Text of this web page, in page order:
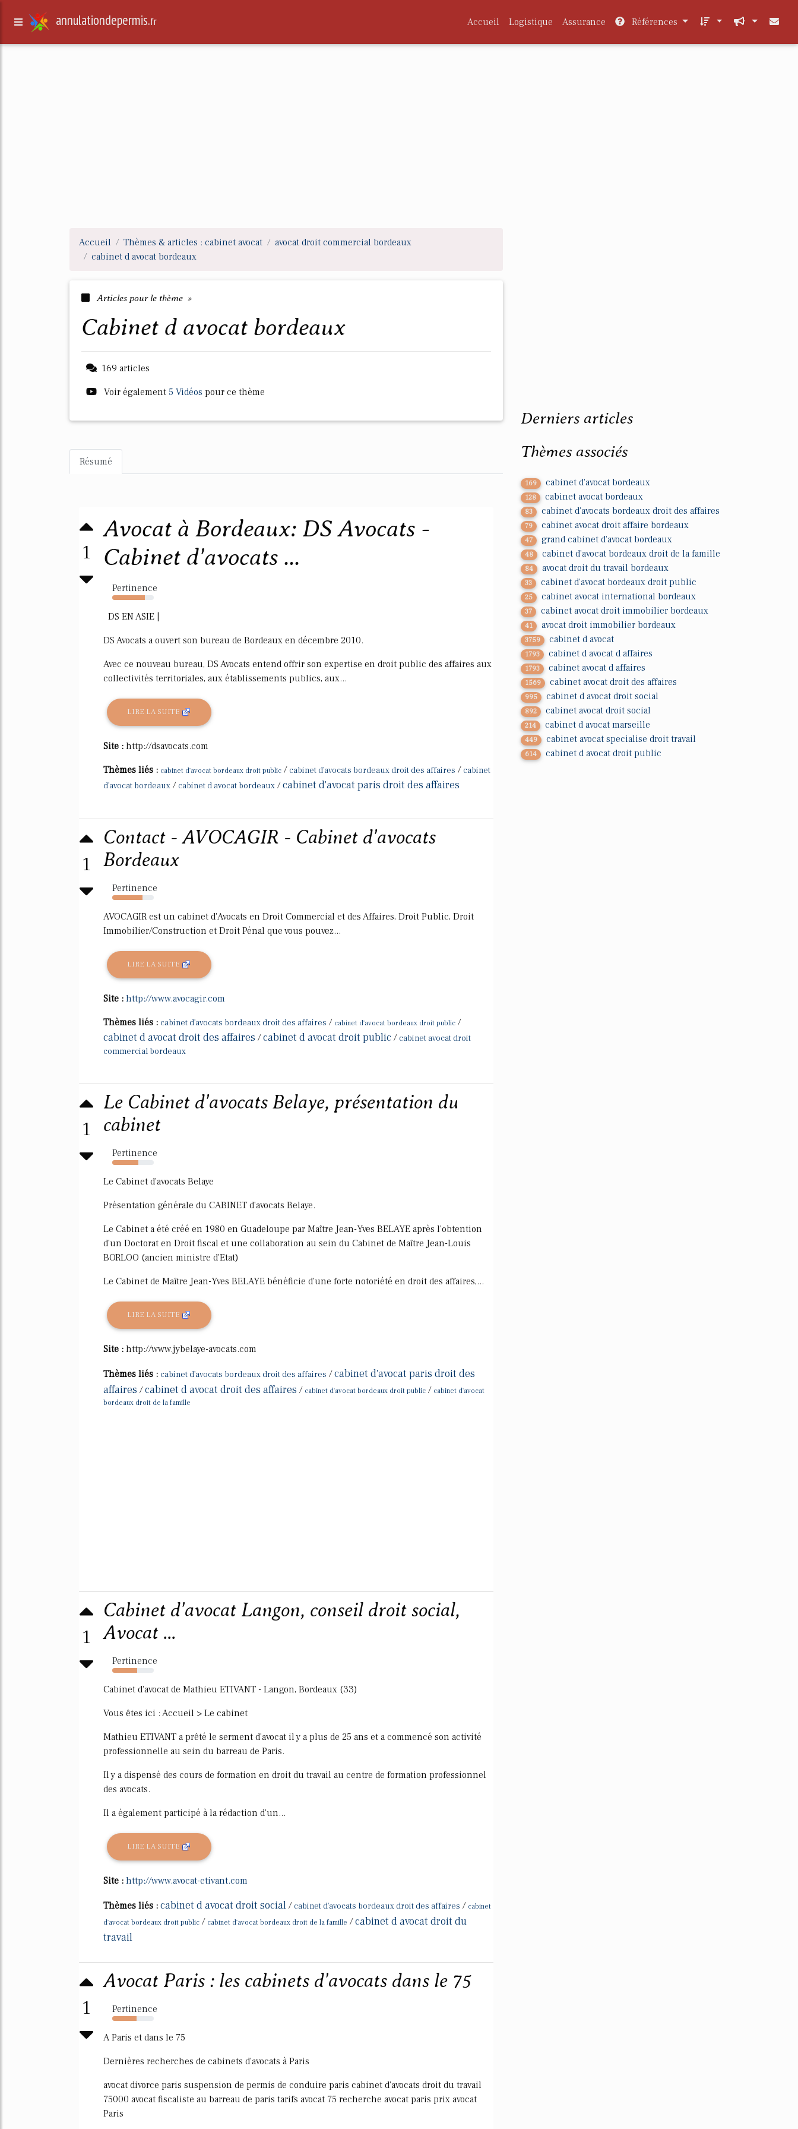
annulationdepermis.fr Accueil Logistique Assurance Références
Accueil Thèmes & articles : cabinet avocat
avocat droit commercial bordeaux
cabinet d avocat bordeaux
Articles pour le thème »
cabinet d avocat bordeaux
169 articles
Voir également 5 Vidéos pour ce thème
Résumé
1
Avocat à Bordeaux: DS Avocats -
Cabinet d'avocats ...
Pertinence
78%
DS EN ASIE |
DS Avocats a ouvert son bureau de Bordeaux en décembre 2010.
Avec ce nouveau bureau, DS Avocats entend offrir son expertise en droit public des affaires aux
collectivités territoriales, aux établissements publics, aux...
LIRE LA SUITE
Site : http://dsavocats.com
Thèmes liés : cabinet d'avocat bordeaux droit public / cabinet d'avocats bordeaux droit des affaires / cabinet
d'avocat bordeaux / cabinet d avocat bordeaux /cabinet d'avocat paris droit des affaires
1
Contact - AVOCAGIR - Cabinet d'avocats
Bordeaux
Pertinence
73%
AVOCAGIR est un cabinet d'Avocats en Droit Commercial et des Affaires, Droit Public, Droit
Immobilier/Construction et Droit Pénal que vous pouvez...
LIRE LA SUITE
Site : http://www.avocagir.com
Thèmes liés : cabinet d'avocats bordeaux droit des affaires / cabinet d'avocat bordeaux droit public /
cabinet d avocat droit des affaires /cabinet d avocat droit public / cabinet avocat droit
commercial bordeaux
1
Le Cabinet d'avocats Belaye, présentation du
cabinet
Pertinence
63%
Le Cabinet d'avocats Belaye
Présentation générale du CABINET d'avocats Belaye.
Le Cabinet a été créé en 1980 en Guadeloupe par Maître Jean-Yves BELAYE après l'obtention
d'un Doctorat en Droit fiscal et une collaboration au sein du Cabinet de Maître Jean-Louis
BORLOO (ancien ministre d'Etat)
Le Cabinet de Maître Jean-Yves BELAYE bénéficie d'une forte notoriété en droit des affaires,...
LIRE LA SUITE
Site : http://www.jybelaye-avocats.com
Thèmes liés : cabinet d'avocats bordeaux droit des affaires /cabinet d'avocat paris droit des
affaires /cabinet d avocat droit des affaires / cabinet d'avocat bordeaux droit public / cabinet d'avocat
bordeaux droit de la famille
1
Cabinet d'avocat Langon, conseil droit social,
Avocat ...
Pertinence
60%
Cabinet d'avocat de Mathieu ETIVANT - Langon, Bordeaux (33)
Vous êtes ici : Accueil > Le cabinet
Mathieu ETIVANT a prêté le serment d'avocat il y a plus de 25 ans et a commencé son activité
professionnelle au sein du barreau de Paris.
Il y a dispensé des cours de formation en droit du travail au centre de formation professionnel
des avocats.
Il a également participé à la rédaction d'un...
LIRE LA SUITE
Site : http://www.avocat-etivant.com
Thèmes liés : cabinet d avocat droit social / cabinet d'avocats bordeaux droit des affaires / cabinet
d'avocat bordeaux droit public / cabinet d'avocat bordeaux droit de la famille /cabinet d avocat droit du
travail
1
Avocat Paris : les cabinets d'avocats dans le 75
Pertinence
58%
A Paris et dans le 75
Dernières recherches de cabinets d'avocats à Paris
avocat divorce paris suspension de permis de conduire paris cabinet d'avocats droit du travail
75000 avocat fiscaliste au barreau de paris tarifs avocat 75 recherche avocat paris prix avocat
Paris
Derniers articles
Thèmes associés
169 cabinet d'avocat bordeaux
128 cabinet avocat bordeaux
83 cabinet d'avocats bordeaux droit des affaires
79 cabinet avocat droit affaire bordeaux
47 grand cabinet d'avocat bordeaux
48 cabinet d'avocat bordeaux droit de la famille
84 avocat droit du travail bordeaux
33 cabinet d'avocat bordeaux droit public
25 cabinet avocat international bordeaux
37 cabinet avocat droit immobilier bordeaux
41 avocat droit immobilier bordeaux
3759 cabinet d avocat
1793 cabinet d avocat d affaires
1793 cabinet avocat d affaires
1569 cabinet avocat droit des affaires
995 cabinet d avocat droit social
892 cabinet avocat droit social
214 cabinet d avocat marseille
449 cabinet avocat specialise droit travail
614 cabinet d avocat droit public